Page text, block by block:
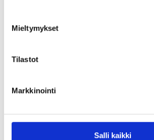
Mieltymykset
Tilastot
Markkinointi
Salli kaikki
Mikä on totta – ja kuinka tietää, kun
Millä tavalla voi olla turvallisempi
kannattaa varoa?
6. TURVALLISEMMIN NETISSÄ